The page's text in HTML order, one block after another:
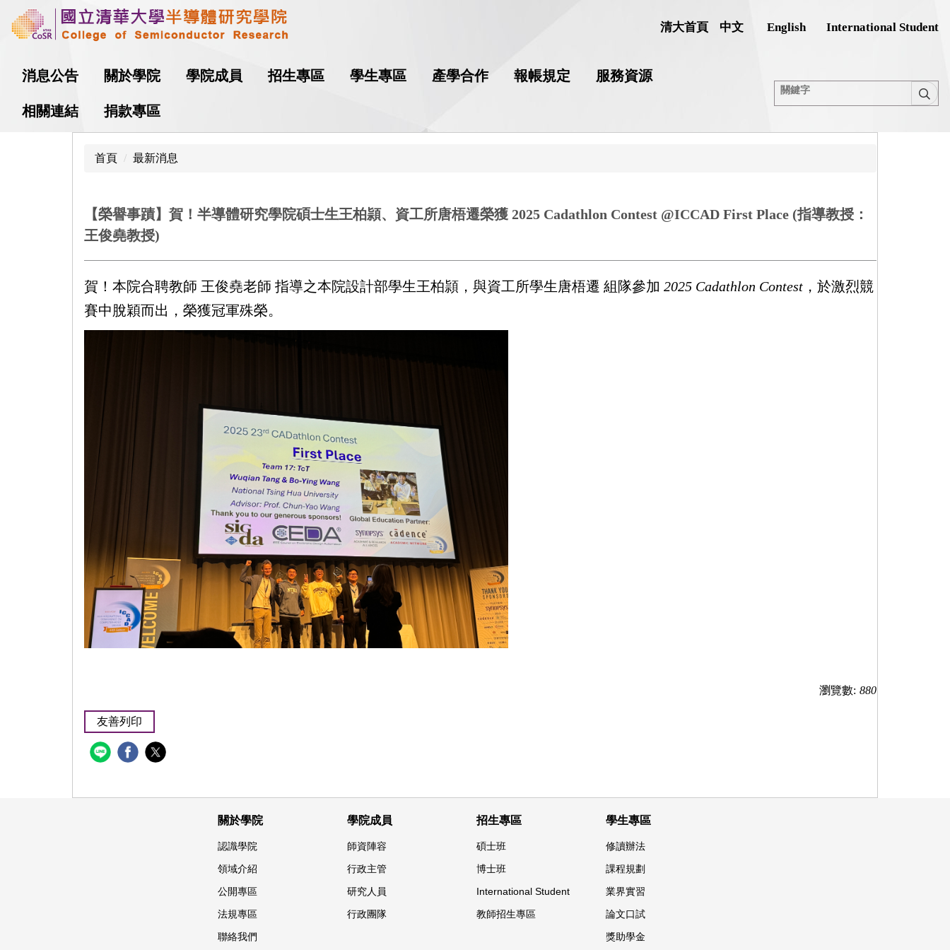
跳
到
清大首頁 中文 English International Student
消息公告 關於學院 學院成員 招生專區 學生專區 產學合作 報帳規定 服務資源
相關連結 捐款專區
首頁 最新消息
【榮譽事蹟】賀！半導體研究學院碩士生王柏頴、資工所唐梧遷榮獲 2025 Cadathlon Contest @ICCAD First Place (指導教授：
王俊堯教授)
賀！本院合聘教師 王俊堯老師 指導之本院設計部學生王柏頴，與資工所學生唐梧遷 組隊參加 2025 Cadathlon Contest ，於激烈競
賽中脫穎而出，榮獲冠軍殊榮。
瀏覽數: 880
友善列印
關於學院
認識學院
領域介紹
公開專區
法規專區
聯絡我們
學院成員
師資陣容
行政主管
研究人員
行政團隊
招生專區
碩士班
博士班
International Student
教師招生專區
學生專區
修讀辦法
課程規劃
業界實習
論文口試
獎助學金